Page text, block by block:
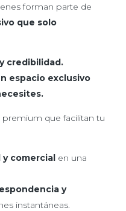
forman parte de
que solo
credibilidad.
espacio exclusivo
premium que facilitan tu
y comercial en una
y
instantáneas.